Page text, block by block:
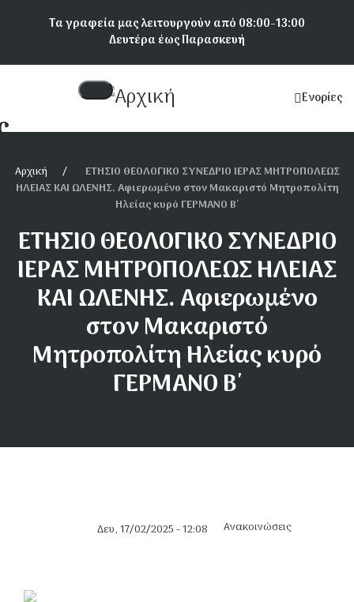
Τα γραφεία μας λειτουργούν από 08:00-13:00
Δευτέρα έως Παρασκευή
πλοήγηση
Ενορίες
Αμαλιάδος
Πύργου
- Λασιώνος -
Αρχική
ΕΤΗΣΙΟ ΘΕΟΛΟΓΙΚΟ ΣΥΝΕΔΡΙΟ ΙΕΡΑΣ ΜΗΤΡΟΠΟΛΕΩΣ
ΗΛΕΙΑΣ ΚΑΙ ΩΛΕΝΗΣ. Αφιερωμένο στον Μακαριστό Μητροπολίτη
Ηλείας κυρό ΓΕΡΜΑΝΟ Β΄
ΕΤΗΣΙΟ ΘΕΟΛΟΓΙΚΟ ΣΥΝΕΔΡΙΟ
ΙΕΡΑΣ ΜΗΤΡΟΠΟΛΕΩΣ ΗΛΕΙΑΣ
ΚΑΙ ΩΛΕΝΗΣ. Αφιερωμένο
στον Μακαριστό
Μητροπολίτη Ηλείας κυρό
ΓΕΡΜΑΝΟ Β΄
Δευ, 17/02/2025 - 12:08 Ανακοινώσεις